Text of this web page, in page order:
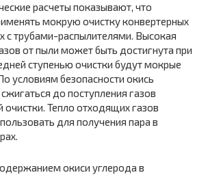
расчеты показывают, что
мокрую очистку конвертерных
с трубами-распылителями. Высокая
от пыли может быть достигнута при
ступенью очистки будут мокрые
условиям безопасности окись
до поступления газов
Тепло отходящих газов
для получения пара в
окиси углерода в